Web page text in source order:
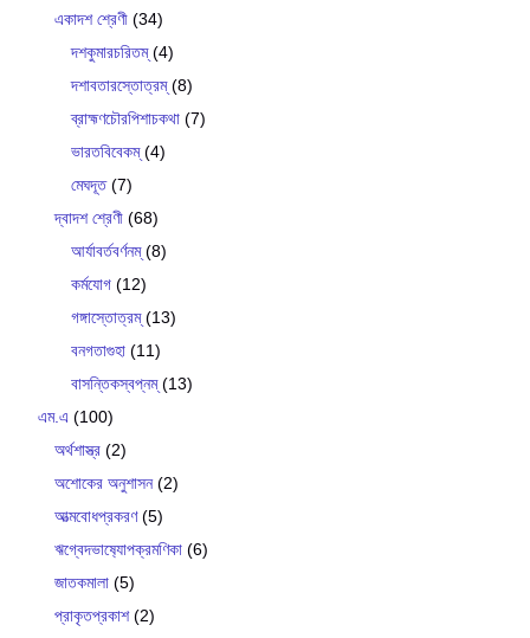
একাদশ শ্রেণী (34)
দশকুমারচরিতম্(4)
দশাবতারস্তোত্রম্(8)
ব্রাহ্মণচৌরপিশাচকথা (7)
ভারতবিবেকম্(4)
মেঘদূত(7)
দ্বাদশ শ্রেণী (68)
আর্যাবর্তবর্ণনম্(8)
কর্মযোগ (12)
গঙ্গাস্তোত্রম্(13)
বনগতাগুহা (11)
বাসন্তিকস্বপ্নম্(13)
এম.এ (100)
অর্থশাস্ত্র (2)
অশোকের অনুশাসন(2)
আত্মবোধপ্রকরণ(5)
ঋগ্বেদভাষ‍্যোপক্রমণিকা (6)
জাতকমালা (5)
প্রাকৃতপ্রকাশ(2)